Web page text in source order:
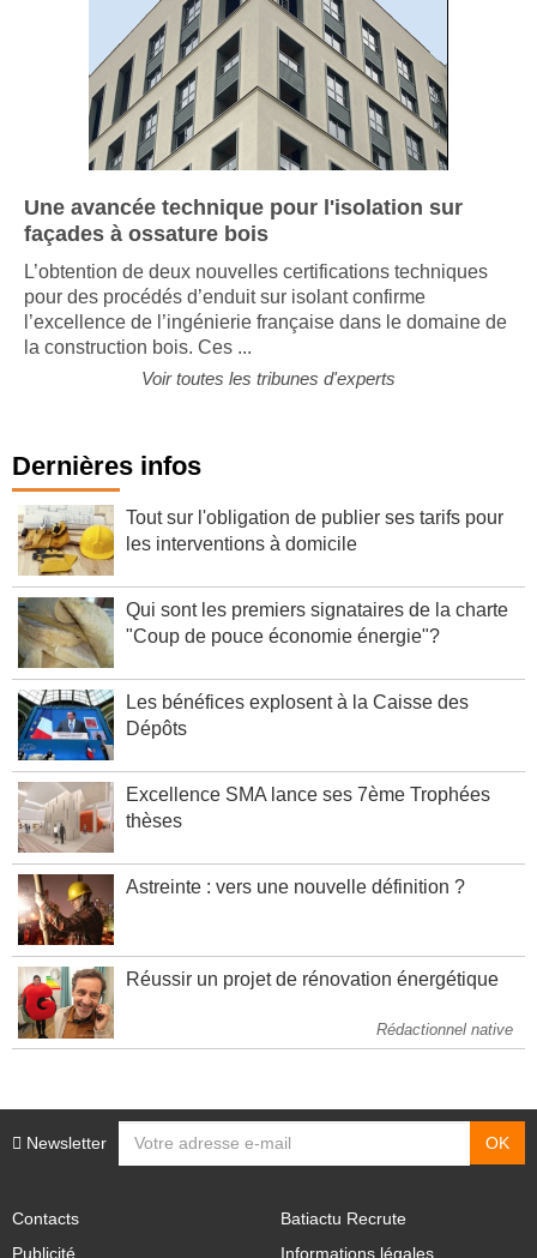
Une avancée technique pour l'isolation sur
façades à ossature bois
L’obtention de deux nouvelles certifications techniques
pour des procédés d’enduit sur isolant confirme
l’excellence de l’ingénierie française dans le domaine de
Dernières infos
Tout sur l'obligation de publier ses tarifs pour
Qui sont les premiers signataires de la charte
Les bénéfices explosent à la Caisse des
Excellence SMA lance ses 7ème Trophées
Rédactionnel native